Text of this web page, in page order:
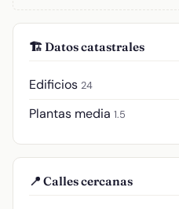
🏗️ Datos catastrales
Edificios 24
Plantas media 1.5
📍 Calles cercanas